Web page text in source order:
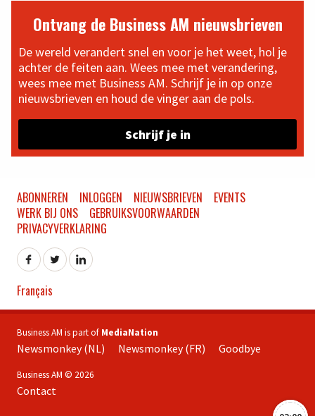
Ontvang de Business AM nieuwsbrieven
De wereld verandert snel en voor je het weet, hol je
achter de feiten aan. Wees mee met verandering,
wees mee met Business AM. Schrijf je in op onze
nieuwsbrieven en houd de vinger aan de pols.
Schrijf je in
ABONNEREN INLOGGEN NIEUWSBRIEVEN
EVENTS
WERK BIJ ONS
GEBRUIKSVOORWAARDEN
PRIVACYVERKLARING
Français
Business AM is part of MediaNation
Newsmonkey (NL) Newsmonkey (FR) Goodbye
Business AM © 2026
Contact